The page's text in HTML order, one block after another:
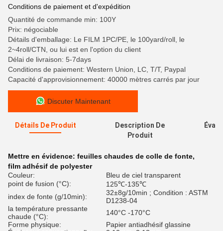
Conditions de paiement et d'expédition
Quantité de commande min: 100Y
Prix: négociable
Détails d'emballage: Le FILM 1PC/PE, le 100yard/roll, le
2~4roll/CTN, ou lui est en l'option du client
Délai de livraison: 5-7days
Conditions de paiement: Western Union, LC, T/T, Paypal
Capacité d'approvisionnement: 40000 mètres carrés par jour
Discuter Maintenant
Détails De Produit
Description De
Produit
Mettre en évidence: feuilles chaudes de colle de fonte,
film adhésif de polyester
Couleur:
Bleu de ciel transparent
point de fusion (°C):
125℃-135℃
index de fonte (g/10min):
32±8g/10min ; Condition : ASTM
D1238-04
la température pressante
chaude (°C):
140°C -170°C
Forme physique:
Papier antiadhésif glassine